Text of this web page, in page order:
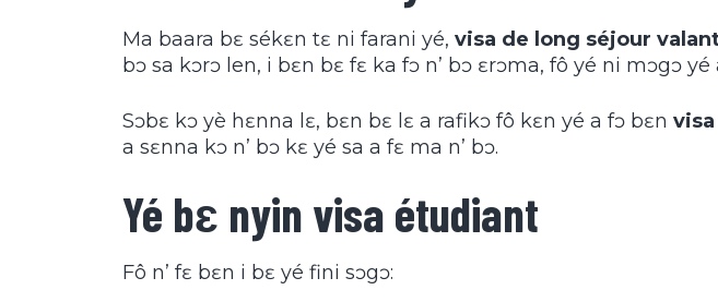
Ma baara bɛ sékɛn tɛ ni farani yé, visa de long séjour
bɔ sa kɔrɔ len, i bɛn bɛ fɛ ka fɔ n’ bɔ ɛrɔma, fô yé ni mɔgɔ
Sɔbɛ kɔ yè hɛnna lɛ, bɛn bɛ lɛ a rafikɔ fô kɛn yé a fɔ bɛn
a sɛnna kɔ n’ bɔ kɛ yé sa a fɛ ma n’ bɔ.
Yé bɛ nyin visa étudiant
Fô n’ fɛ bɛn i bɛ yé fini sɔgɔ: